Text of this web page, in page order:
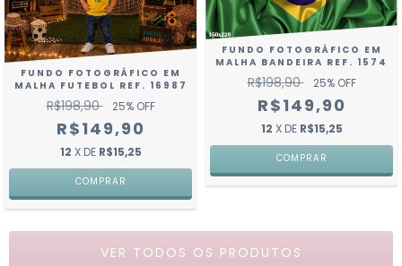
FUNDO FOTOGRÁFICO EM
MALHA FUTEBOL REF. 16987
R$198,90 25% OFF
R$149,90
12 X DE R$15,25
COMPRAR
FUNDO FOTOGRÁFICO EM
MALHA BANDEIRA REF. 1574
R$198,90 25% OFF
R$149,90
12 X DE R$15,25
COMPRAR
VER TODOS OS PRODUTOS